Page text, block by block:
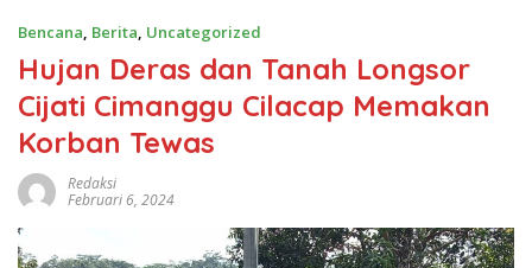
Bencana, Berita, Uncategorized
Hujan Deras dan Tanah Longsor
Cijati Cimanggu Cilacap Memakan
Korban Tewas
Redaksi
Februari 6, 2024